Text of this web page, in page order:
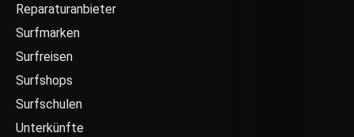
Reparaturanbieter
Surfmarken
Surfreisen
Surfshops
Surfschulen
Unterkünfte